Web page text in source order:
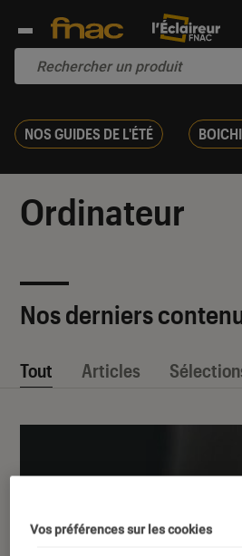
NOS GUIDES DE L'ÉTÉ
Ordinateur
Nos derniers
Tout Articles
Vos préférences sur les cookies